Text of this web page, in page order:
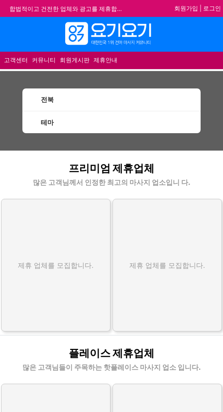
합법적이고 건전한 업체와 광고를 제휴합니다.
★요기요기 설 연휴 휴무 안내★
★ 요기요기 업체회원 안내사항 ★
불건전한 게시글은 삭제 및 회원탈퇴 됩니다.
회원가입 로그인
고객센터 커뮤니티 회원게시판 제휴안내
전북
테마
프리미엄 제휴업체
많은 고객님께서 인정한 최고의 마사지 업소입니 다.
제휴 업체를 모집합니다. 제휴 업체를 모집합니다.
플레이스 제휴업체
많은 고객님들이 주목하는 핫플레이스 마사지 업소 입니다.